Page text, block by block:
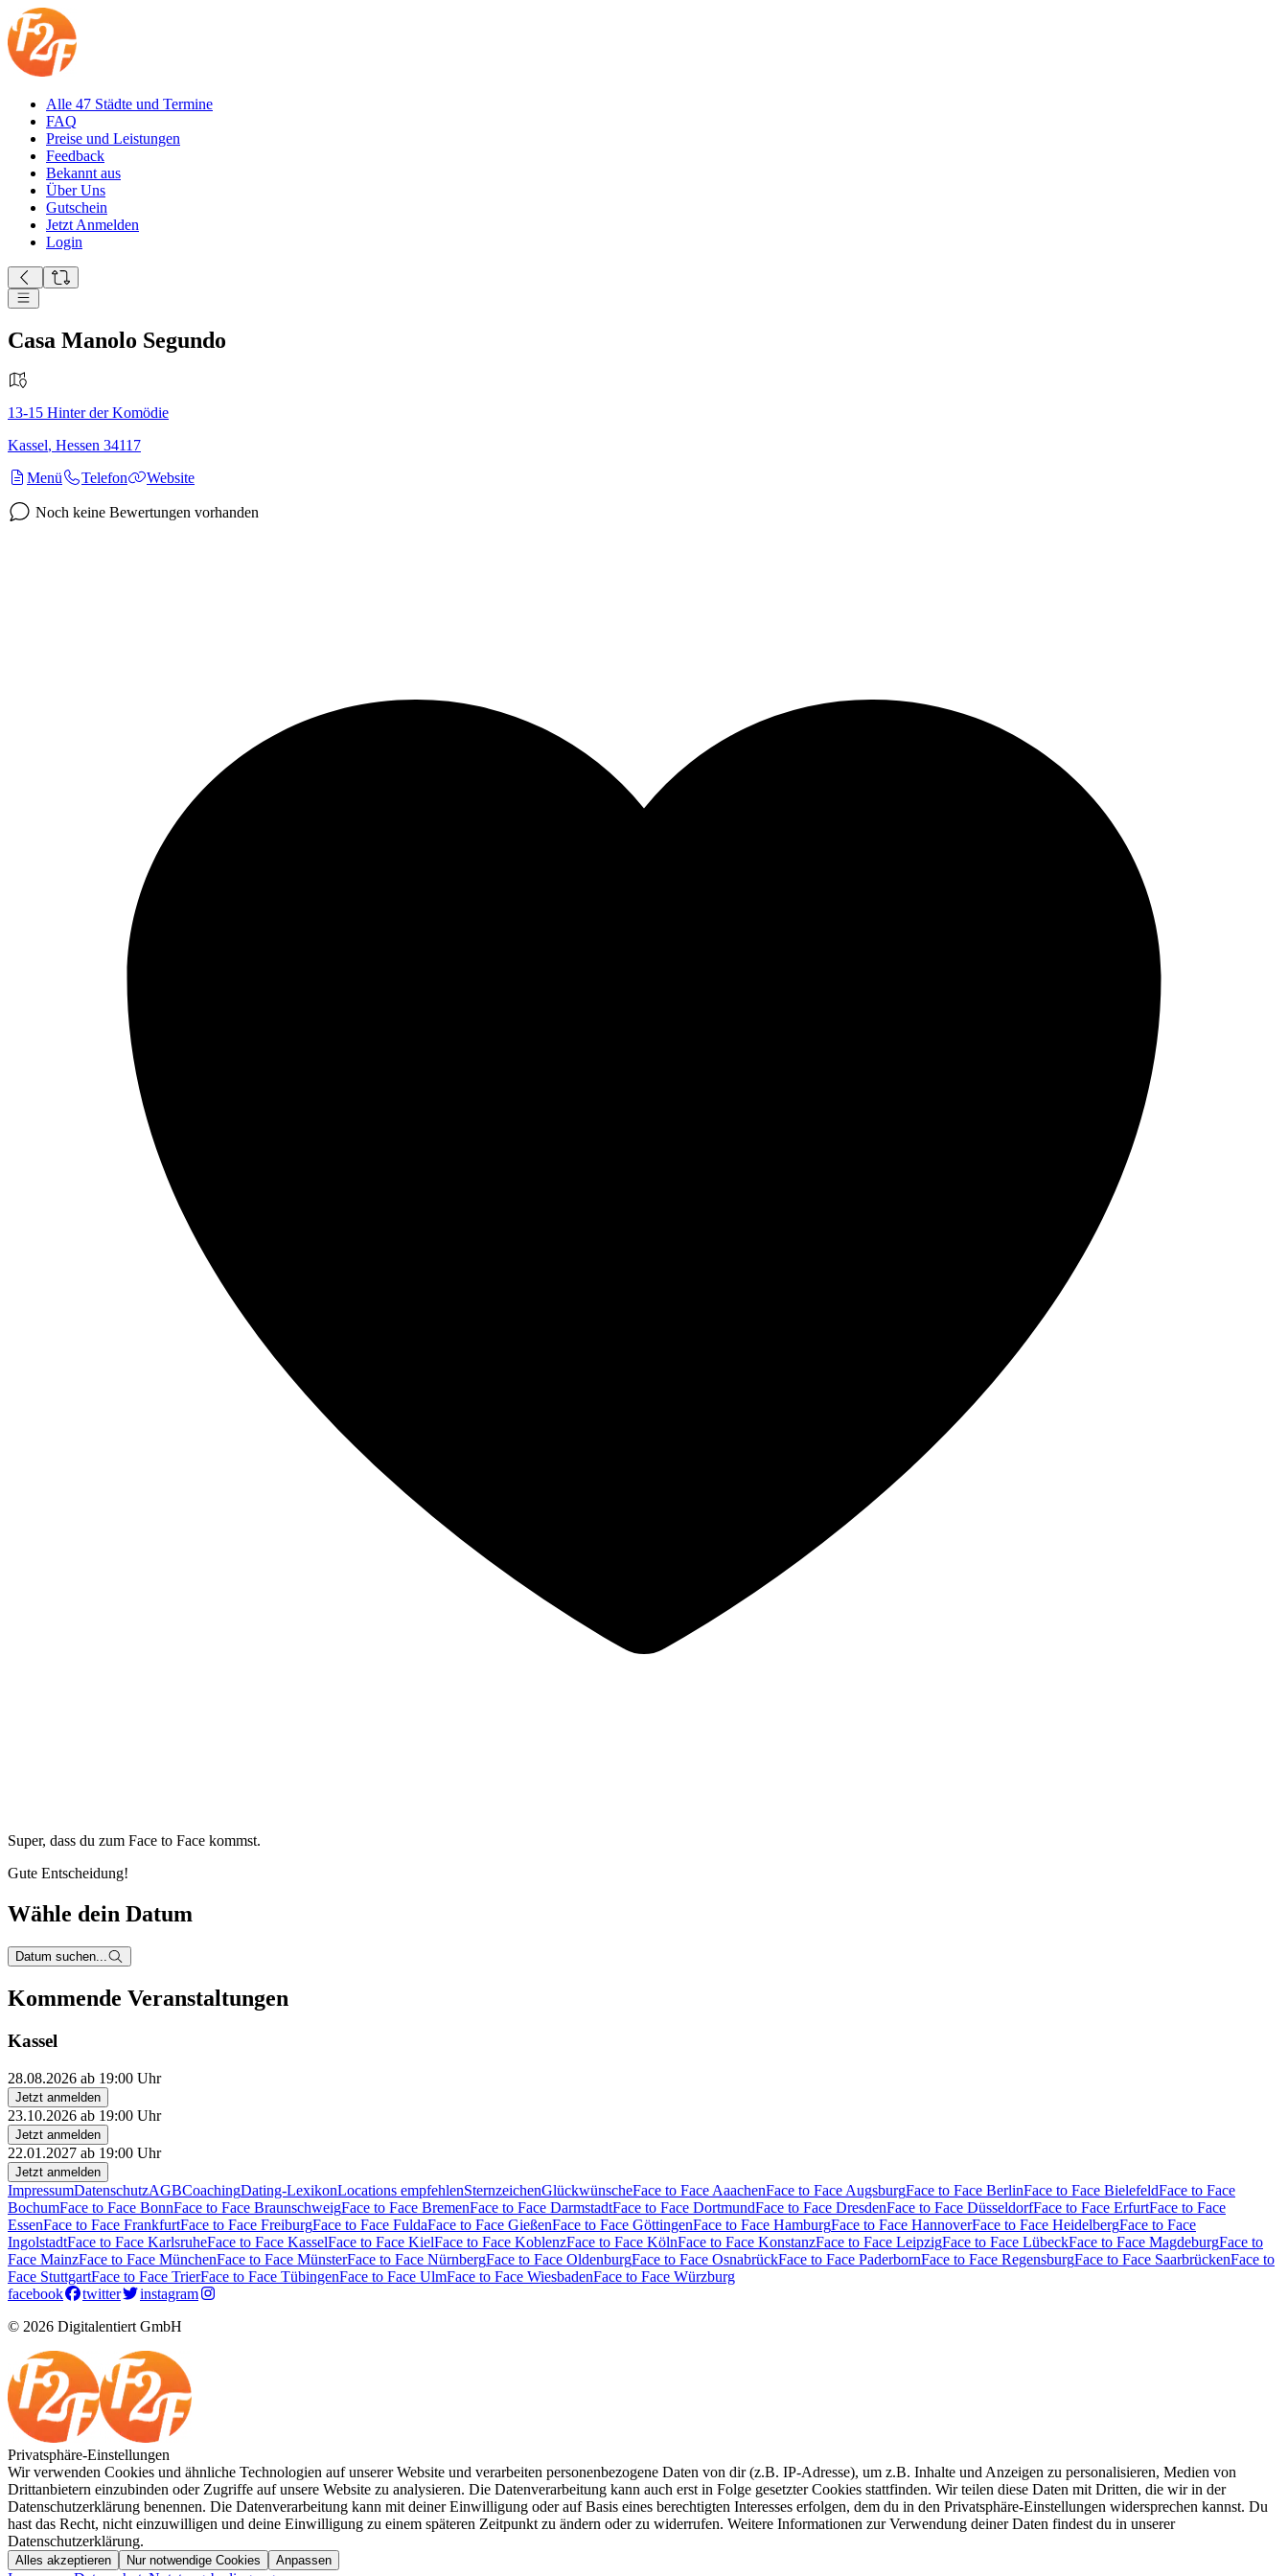
Alle 47 Städte und Termine
FAQ
Preise und Leistungen
Feedback
Bekannt aus
Über Uns
Gutschein
Jetzt Anmelden
Login
Casa Manolo Segundo
13-15 Hinter der Komödie
Kassel, Hessen 34117
Menü
Telefon Website
Noch keine Bewertungen vorhanden
Super, dass du zum Face to Face kommst.
Gute Entscheidung!
Wähle dein Datum
Datum suchen...
Kommende Veranstaltungen
Kassel
28.08.2026 ab 19:00 Uhr
Jetzt anmelden
23.10.2026 ab 19:00 Uhr
Jetzt anmelden
22.01.2027 ab 19:00 Uhr
Jetzt anmelden
ImpressumDatenschutzAGBCoachingDating-LexikonLocations empfehlenSternzeichenGlückwünscheFace to Face AaachenFace to Face AugsburgFace to Face BerlinFace to Face BielefeldFace to Face
BochumFace to Face BonnFace to Face BraunschweigFace to Face BremenFace to Face DarmstadtFace to Face DortmundFace to Face DresdenFace to Face DüsseldorfFace to Face ErfurtFace to Face
EssenFace to Face FrankfurtFace to Face FreiburgFace to Face FuldaFace to Face GießenFace to Face GöttingenFace to Face HamburgFace to Face HannoverFace to Face HeidelbergFace to Face
IngolstadtFace to Face KarlsruheFace to Face KasselFace to Face KielFace to Face KoblenzFace to Face KölnFace to Face KonstanzFace to Face LeipzigFace to Face LübeckFace to Face MagdeburgFace to
Face MainzFace to Face MünchenFace to Face MünsterFace to Face NürnbergFace to Face OldenburgFace to Face OsnabrückFace to Face PaderbornFace to Face RegensburgFace to Face SaarbrückenFace to
Face StuttgartFace to Face TrierFace to Face TübingenFace to Face UlmFace to Face WiesbadenFace to Face Würzburg
facebook
twitter
instagram
© 2026 Digitalentiert GmbH
Privatsphäre-Einstellungen
Wir verwenden Cookies und ähnliche Technologien auf unserer Website und verarbeiten personenbezogene Daten von dir (z.B. IP-Adresse), um z.B. Inhalte und Anzeigen zu personalisieren, Medien von
Drittanbietern einzubinden oder Zugriffe auf unsere Website zu analysieren. Die Datenverarbeitung kann auch erst in Folge gesetzter Cookies stattfinden. Wir teilen diese Daten mit Dritten, die wir in der
Datenschutzerklärung benennen. Die Datenverarbeitung kann mit deiner Einwilligung oder auf Basis eines berechtigten Interesses erfolgen, dem du in den Privatsphäre-Einstellungen widersprechen kannst. Du
hast das Recht, nicht einzuwilligen und deine Einwilligung zu einem späteren Zeitpunkt zu ändern oder zu widerrufen. Weitere Informationen zur Verwendung deiner Daten findest du in unserer
Datenschutzerklärung.
Alles akzeptieren Nur notwendige Cookies Anpassen